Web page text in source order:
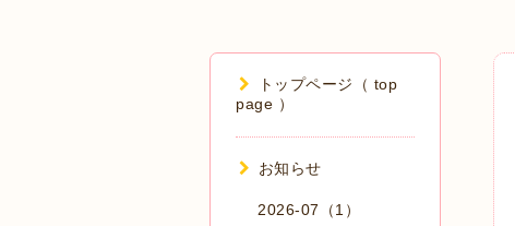
トップページ（ top
page ）
お知らせ
2026-07（1）